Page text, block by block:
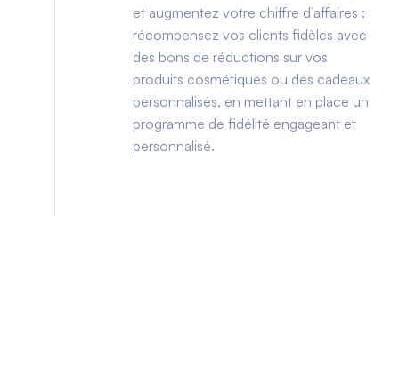
et augmentez votre chiffre d’affaires :
récompensez vos clients fidèles avec
des bons de réductions sur vos
produits cosmétiques ou des cadeaux
personnalisés, en mettant en place un
programme de fidélité engageant et
personnalisé.